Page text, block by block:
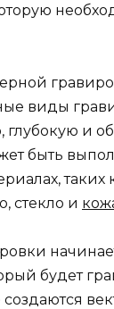
виды
глубокую и
быть
таких
стекло и
будет